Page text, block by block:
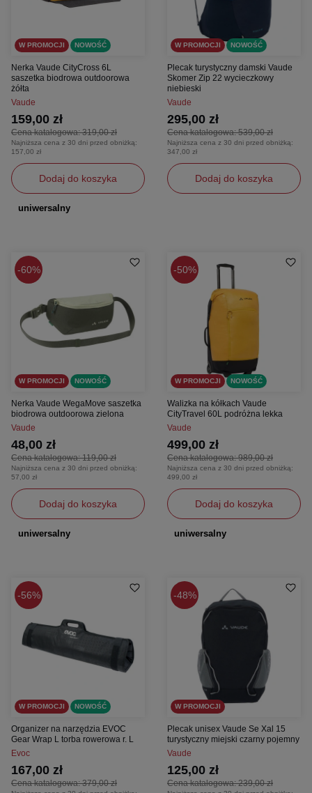
W PROMOCJI NOWOŚĆ
Nerka Vaude CityCross 6L
saszetka biodrowa outdoorowa
żółta
Vaude
Cena katalogowa:319,00 zł
159,00 zł
Najniższa cena z 30 dni przed obniżką:
157,00 zł
Dodaj do koszyka
uniwersalny
W PROMOCJI NOWOŚĆ
Plecak turystyczny damski Vaude
Skomer Zip 22 wycieczkowy
niebieski
Vaude
Cena katalogowa:539,00 zł
295,00 zł
Najniższa cena z 30 dni przed obniżką:
347,00 zł
Dodaj do koszyka
60%
W PROMOCJI NOWOŚĆ
Nerka Vaude WegaMove saszetka
biodrowa outdoorowa zielona
Vaude
Cena katalogowa:119,00 zł
48,00 zł
Najniższa cena z 30 dni przed obniżką:
57,00 zł
Dodaj do koszyka
uniwersalny
50%
W PROMOCJI NOWOŚĆ
Walizka na kółkach Vaude
CityTravel 60L podróżna lekka
Vaude
Cena katalogowa:989,00 zł
499,00 zł
Najniższa cena z 30 dni przed obniżką:
499,00 zł
Dodaj do koszyka
uniwersalny
56%
W PROMOCJI NOWOŚĆ
Organizer na narzędzia EVOC
Gear Wrap L torba rowerowa r. L
Evoc
Cena katalogowa:379,00 zł
167,00 zł
48%
W PROMOCJI
Plecak unisex Vaude Se Xal 15
turystyczny miejski czarny pojemny
Vaude
Cena katalogowa:239,00 zł
125,00 zł